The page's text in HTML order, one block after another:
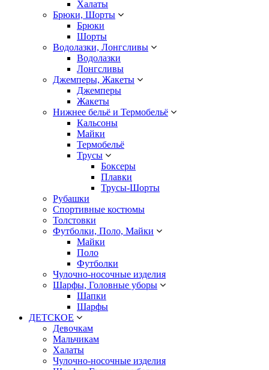
Халаты
Брюки, Шорты
Брюки
Шорты
Водолазки, Лонгсливы
Водолазки
Лонгсливы
Джемперы, Жакеты
Джемперы
Жакеты
Нижнее бельё и Термобельё
Кальсоны
Майки
Термобельё
Трусы
Боксеры
Плавки
Трусы-Шорты
Рубашки
Спортивные костюмы
Толстовки
Футболки, Поло, Майки
Майки
Поло
Футболки
Чулочно-носочные изделия
Шарфы, Головные уборы
Шапки
Шарфы
ДЕТСКОЕ
Девочкам
Мальчикам
Халаты
Чулочно-носочные изделия